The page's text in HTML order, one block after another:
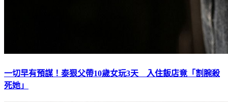
一切早有預謀！泰狠父帶10歲女玩3天 入住飯店竟「割腕殺
死她」